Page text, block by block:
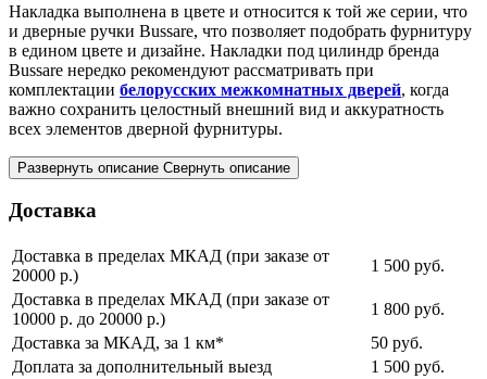
Накладка выполнена в цвете и относится к той же серии, что
и дверные ручки Bussare, что позволяет подобрать фурнитуру
в едином цвете и дизайне. Накладки под цилиндр бренда
Bussare нередко рекомендуют рассматривать при
комплектации белорусских межкомнатных дверей, когда
важно сохранить целостный внешний вид и аккуратность
всех элементов дверной фурнитуры.
Развернуть описание Свернуть описание
Доставка
Доставка в пределах МКАД (при заказе от
20000 р.)
1 500 руб.
Доставка в пределах МКАД (при заказе от
10000 р. до 20000 р.)
1 800 руб.
Доставка за МКАД, за 1 км*
50 руб.
Доплата за дополнительный выезд
1 500 руб.